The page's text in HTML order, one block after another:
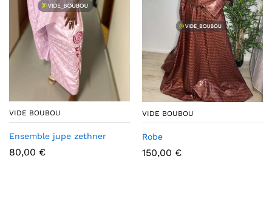
VIDE BOUBOU
Ensemble jupe zethner
80,00 €
VIDE BOUBOU
Robe
150,00 €